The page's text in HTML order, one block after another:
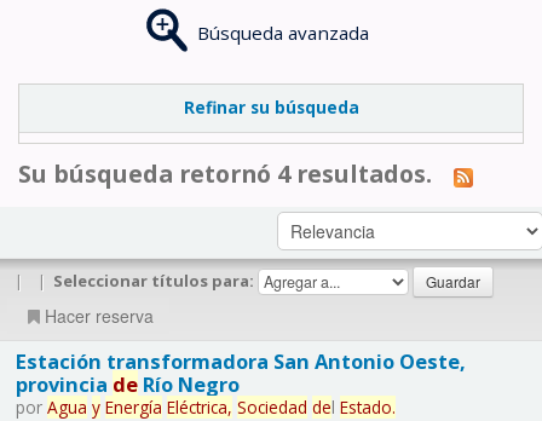
Búsqueda avanzada
Refinar su búsqueda
Su búsqueda retornó 4 resultados.
| | Seleccionar títulos para:
Hacer reserva
Estación transformadora San Antonio Oeste,
provincia deRío Negro
por Agua y Energía Eléctrica, Sociedad del Estado.